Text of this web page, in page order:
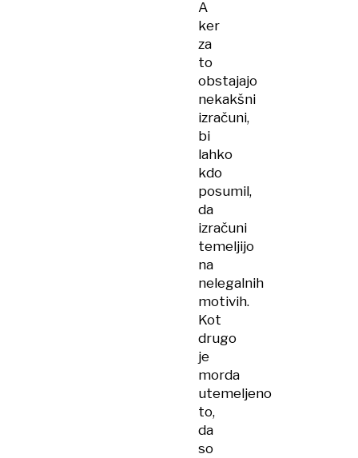
A
ker
za
to
obstajajo
nekakšni
izračuni,
bi
lahko
kdo
posumil,
da
izračuni
temeljijo
na
nelegalnih
motivih.
Kot
drugo
je
morda
utemeljeno
to,
da
so